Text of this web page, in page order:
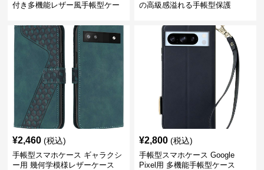
付き多機能レザー風手帳型ケー
の高級感溢れる手帳型保護
¥2,460 (税込)
手帳型スマホケース ギャラクシ
ー用 幾何学模様レザーケース
¥2,800 (税込)
手帳型スマホケース Google
Pixel用 多機能手帳型ケース